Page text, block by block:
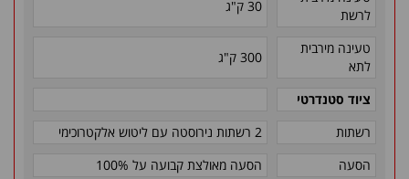
לרשת
30 ק"ג
טעינה מירבית
לתא
300 ק"ג
ציוד סטנדרטי
רשתות
2 רשתות נירוסטה עם ליטוש אלקטרוכימי
הסעה
הסעה מאולצת קבועה על 100%